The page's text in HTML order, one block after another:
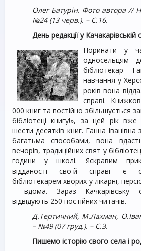
Олег Батурін. Фото автора //
№24 (13 черв.). – С.16.
День редакції у Качакарівській
Поринати у
односельцям
бібліотекар
навчання у
років вона
справі.
000 книг та постійно збільшується
бібліотеці книгу!», за цей рік
шести десятків книг. Ганна
багатьма способами, вона
вечорів, традиційних свят у
години у школі. Яскравим
відданості своїй справі є
бібліотекарем хворих у лікарні,
- вдома. Зараз Качкарівську
відвідують 250 постійних читачів.
Д.Тертичний, М.Лахман,
– №49 (07 груд.). – С.3.
Пишемо історію свого села і